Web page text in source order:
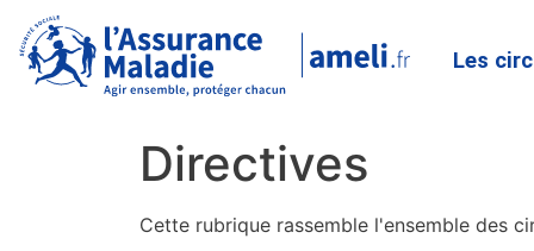
Les
Directives
Cette rubrique rassemble l'ensemble des